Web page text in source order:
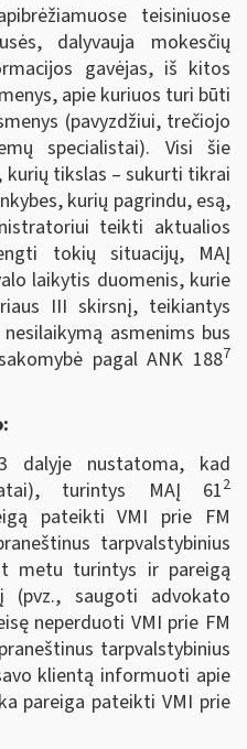
teisiniuose
dalyvauja mokesčių
gavėjas, iš kitos
apie kuriuos turi būti
(pavyzdžiui, trečiojo
specialistai). Visi šie
kurių tikslas – sukurti tikrai
kurių pagrindu, esą,
teikti aktualios
tokių situacijų, MAĮ
laikytis duomenis, kurie
III skirsnį, teikiantys
asmenims bus
pagal ANK 1887
dalyje nustatoma, kad
turintys MAĮ 612
pateikti VMI prie FM
tarpvalstybinius
metu turintys ir pareigą
(pvz., saugoti advokato
neperduoti VMI prie FM
tarpvalstybinius
klientą informuoti apie
pareiga pateikti VMI prie